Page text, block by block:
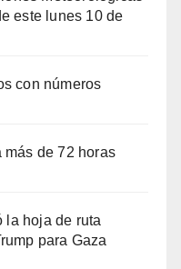
este lunes 10 de
con números
más de 72 horas
la hoja de ruta
para Gaza